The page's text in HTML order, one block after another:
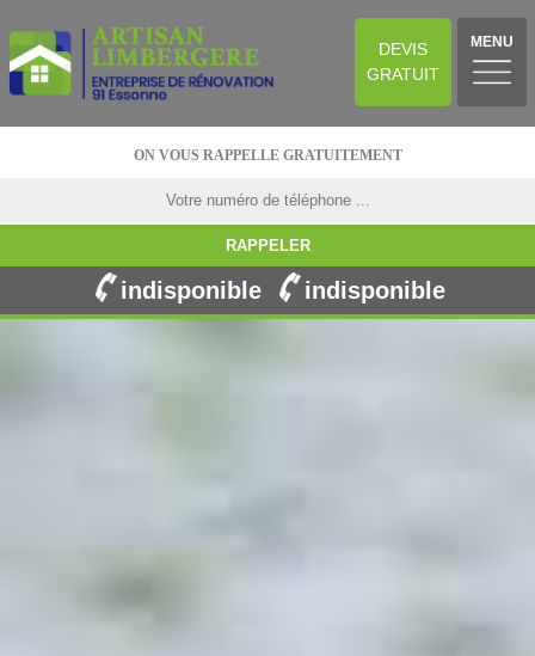
DEVIS
GRATUIT
MENU
ON VOUS RAPPELLE GRATUITEMENT
indisponible indisponible